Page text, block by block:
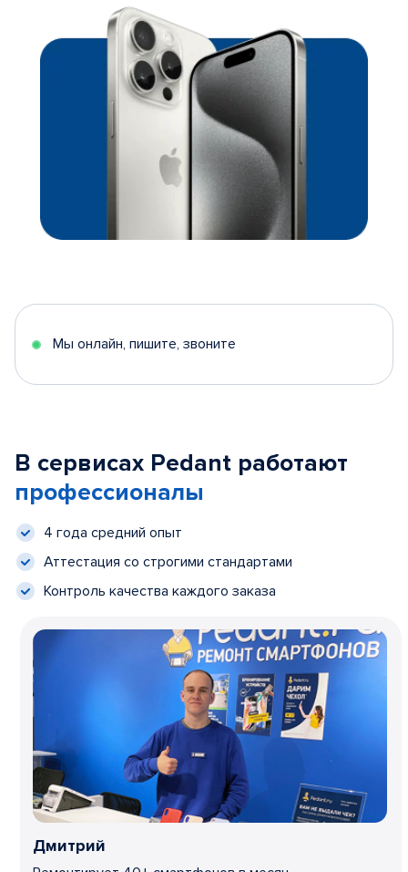
Мы онлайн, пишите, звоните
В сервисах Pedant работают
профессионалы
4 года средний опыт
Аттестация со строгими стандартами
Контроль качества каждого заказа
Дмитрий